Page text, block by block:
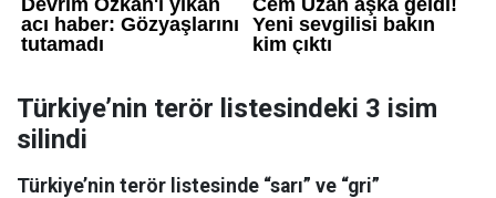
Türkiye’nin terör listesindeki 3 isim
silindi
Türkiye’nin terör listesinde “sarı” ve “gri”